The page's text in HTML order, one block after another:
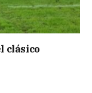
clásico